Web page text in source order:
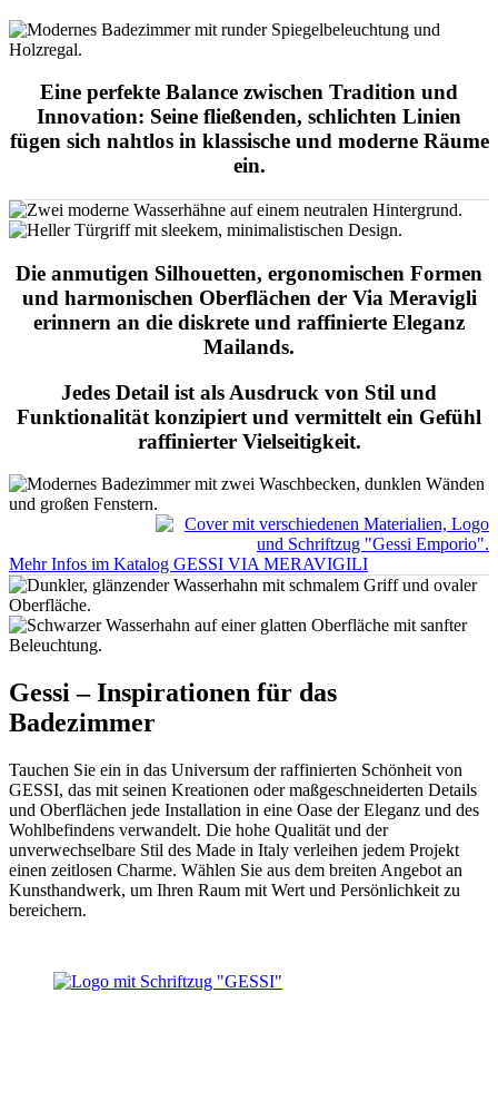
Eine perfekte Balance zwischen Tradition und
Innovation: Seine fließenden, schlichten Linien
fügen sich nahtlos in klassische und moderne Räume
ein.
Die anmutigen Silhouetten, ergonomischen Formen
und harmonischen Oberflächen der Via Meravigli
erinnern an die diskrete und raffinierte Eleganz
Mailands.
Jedes Detail ist als Ausdruck von Stil und
Funktionalität konzipiert und vermittelt ein Gefühl
raffinierter Vielseitigkeit.
Mehr Infos im Katalog GESSI VIA MERAVIGILI
Gessi – Inspirationen für das
Badezimmer
Tauchen Sie ein in das Universum der raffinierten Schönheit von
GESSI, das mit seinen Kreationen oder maßgeschneiderten Details
und Oberflächen jede Installation in eine Oase der Eleganz und des
Wohlbefindens verwandelt. Die hohe Qualität und der
unverwechselbare Stil des Made in Italy verleihen jedem Projekt
einen zeitlosen Charme. Wählen Sie aus dem breiten Angebot an
Kunsthandwerk, um Ihren Raum mit Wert und Persönlichkeit zu
bereichern.